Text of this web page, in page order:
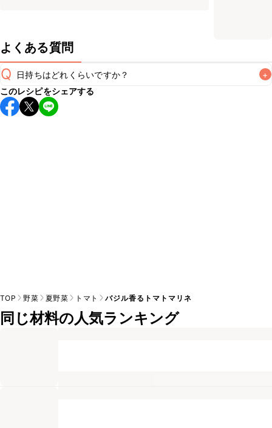
よくある質問
Q 日持ちはどれくらいですか？ +
保存期間は冷蔵で当日中が目安です。なるべくお早めにお召
し上がりください。
このレシピをシェアする
TOP 野菜 夏野菜 トマト バジル香るトマトマリネ
同じ材料の人気ランキング